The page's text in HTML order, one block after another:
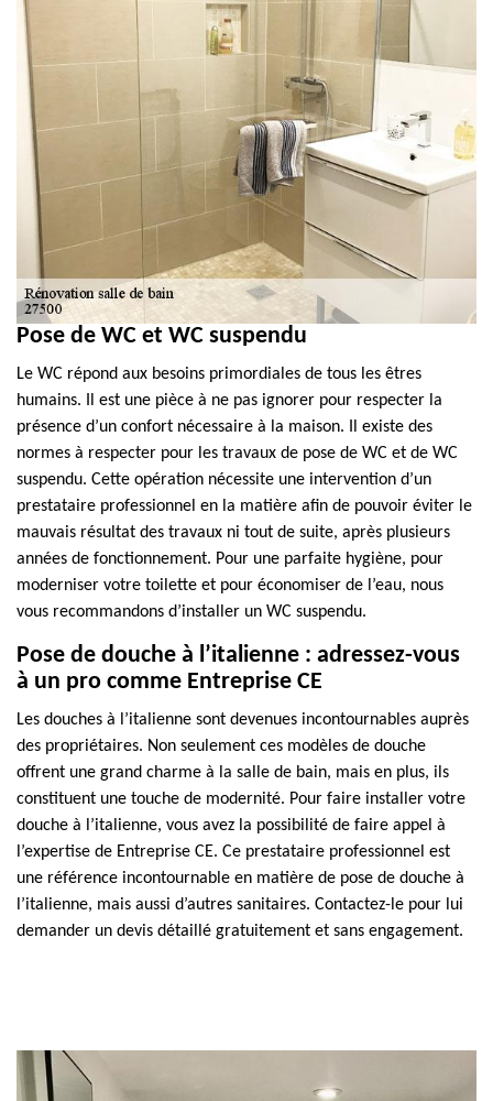
Pose de WC et WC suspendu
Le WC répond aux besoins primordiales de tous les êtres
humains. Il est une pièce à ne pas ignorer pour respecter la
présence d’un confort nécessaire à la maison. Il existe des
normes à respecter pour les travaux de pose de WC et de WC
suspendu. Cette opération nécessite une intervention d’un
prestataire professionnel en la matière afin de pouvoir éviter le
mauvais résultat des travaux ni tout de suite, après plusieurs
années de fonctionnement. Pour une parfaite hygiène, pour
moderniser votre toilette et pour économiser de l’eau, nous
vous recommandons d’installer un WC suspendu.
Pose de douche à l’italienne : adressez-vous
à un pro comme Entreprise CE
Les douches à l’italienne sont devenues incontournables auprès
des propriétaires. Non seulement ces modèles de douche
offrent une grand charme à la salle de bain, mais en plus, ils
constituent une touche de modernité. Pour faire installer votre
douche à l’italienne, vous avez la possibilité de faire appel à
l’expertise de Entreprise CE. Ce prestataire professionnel est
une référence incontournable en matière de pose de douche à
l’italienne, mais aussi d’autres sanitaires. Contactez-le pour lui
demander un devis détaillé gratuitement et sans engagement.